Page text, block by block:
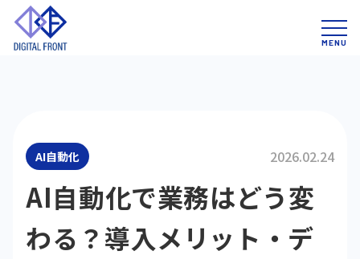
AI自動化 2026.02.24
AI自動化で業務はどう変
わる？導入メリット・デ